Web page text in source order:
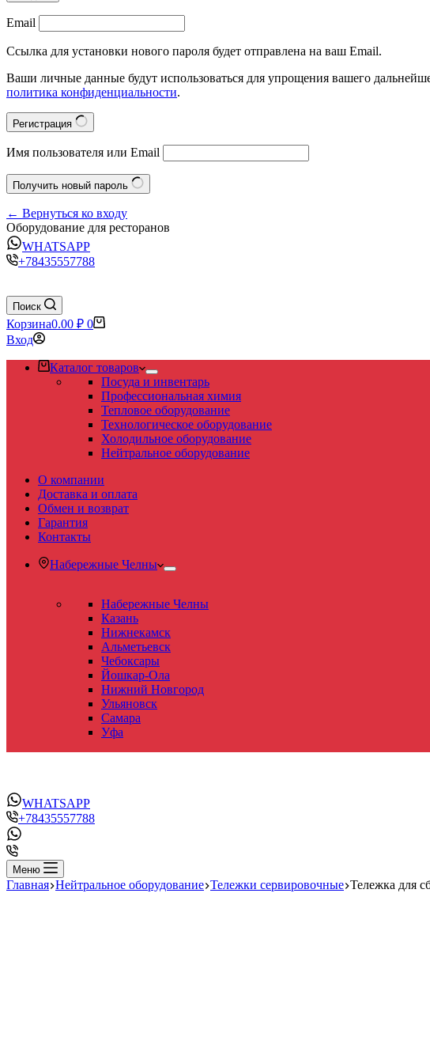
Email
Ссылка для установки нового пароля будет отправлена на ваш Email.
Ваши личные данные будут использоваться для упрощения вашего
политика конфиденциальности.
Регистрация
Имя пользователя или Email
Получить новый пароль
← Вернуться ко входу
Оборудование для ресторанов
WHATSAPP
+78435557788
Поиск
Корзина0.00 ₽ 0
Вход
Каталог товаров
Посуда и инвентарь
Профессиональная химия
Тепловое оборудование
Технологическое оборудование
Холодильное оборудование
Нейтральное оборудование
О компании
Доставка и оплата
Обмен и возврат
Гарантия
Контакты
Набережные Челны
Набережные Челны
Казань
Нижнекамск
Альметьевск
Чебоксары
Йошкар-Ола
Нижний Новгород
Ульяновск
Самара
Уфа
WHATSAPP
+78435557788
Меню
Главная Нейтральное оборудование Тележки сервировочные Тележка для